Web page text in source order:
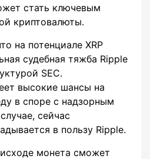
стать ключевым
криптовалюты.
на потенциале XRP
судебная тяжба Ripple
SEC.
высокие шансы на
в споре с надзорным
сейчас
в пользу Ripple.
монета сможет